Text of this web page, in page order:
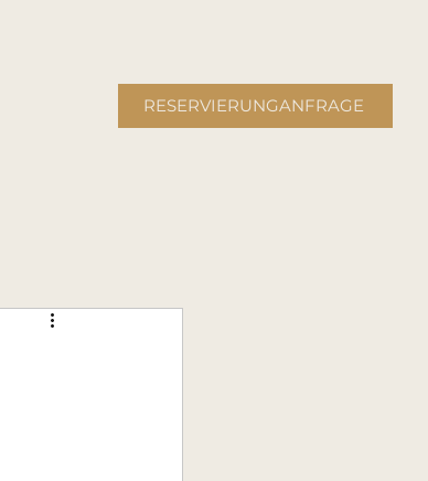
RESERVIERUNGANFRAGE